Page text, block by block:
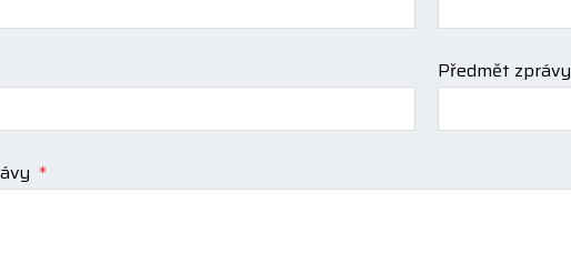
Předmět zprávy
*